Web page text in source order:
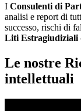
I Consulenti di
analisi e report di
successo, rischi di
Liti Estragiudiziali
Le nostre
intellettuali